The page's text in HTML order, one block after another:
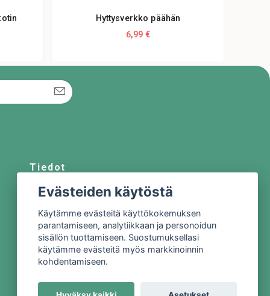
Hyttysverkko päähän
6,99 €
Tiedot
Meistä
Ota yhteyttä
Sopimusehdot
Tietosuojakäytäntö
Evästeiden käytöstä
Käytämme evästeitä käyttökokemuksen
parantamiseen, analytiikkaan ja personoidun
sisällön tuottamiseen. Suostumuksellasi
käytämme evästeitä myös markkinoinnin
kohdentamiseen.